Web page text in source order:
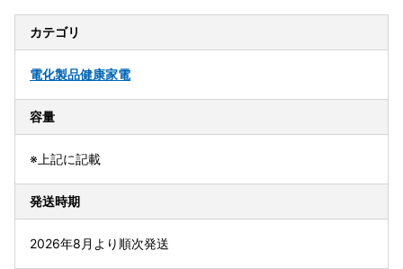
カテゴリ
電化製品健康家電
容量
※上記に記載
発送時期
2026年8月より順次発送